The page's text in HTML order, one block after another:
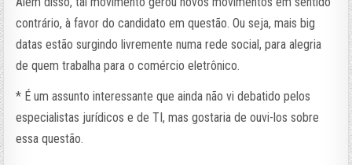
contrário, à favor do candidato em questão. Ou seja, mais big
datas estão surgindo livremente numa rede social, para alegria
de quem trabalha para o comércio eletrônico.
* É um assunto interessante que ainda não vi debatido pelos
especialistas jurídicos e de TI, mas gostaria de ouvi-los sobre
essa questão.